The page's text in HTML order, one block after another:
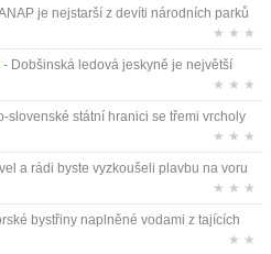
je nejstarší z devíti národních parků
★ ★ ★
- Dobšinská ledová jeskyně je největší
★ ★ ★
slovenské státní hranici se třemi vrcholy
★ ★ ★
a rádi byste vyzkoušeli plavbu na voru
★ ★ ★
bystřiny naplněné vodami z tajících
★ ★